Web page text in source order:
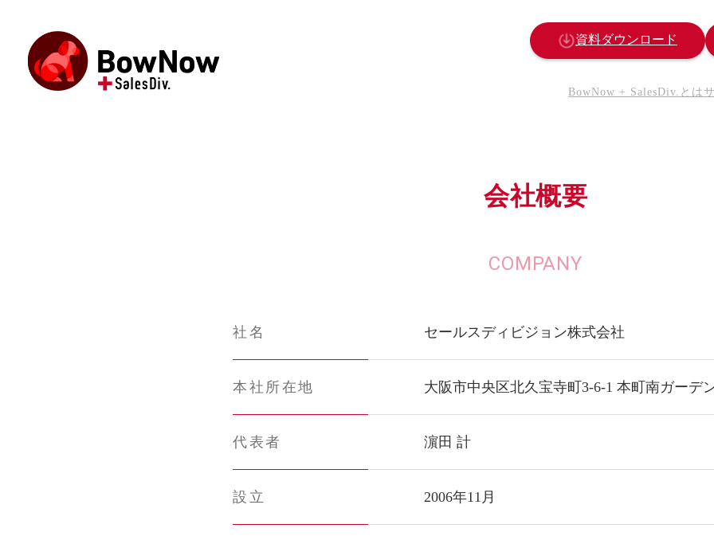
content
資料ダウンロード
BowNow + SalesDiv.とは
会社概要
COMPANY
社名 セールスディビジョン株式会社
本社所在地 大阪市中央区北久宝寺町3-6-1 本町南ガーデ
代表者 濵田 計
設立 2006年11月